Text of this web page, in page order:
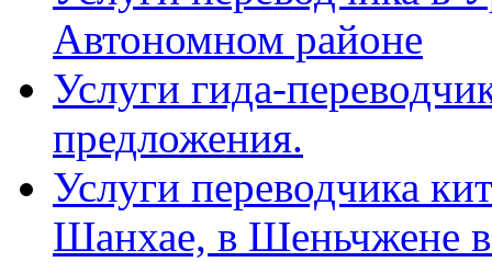
Автономном районе
Услуги гида-
предложения.
Услуги переводчика
Шанхае, в Шеньчжене